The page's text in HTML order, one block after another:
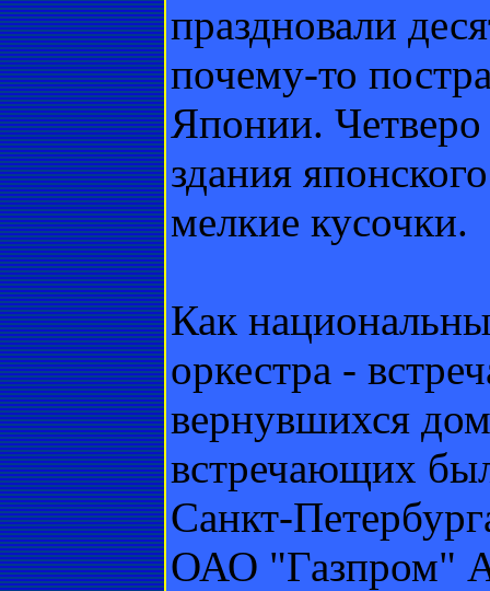
праздновали
почему-то
Японии.
здания
мелкие кусочки.
Как
оркестра -
вернувшихся
встречающих
Санкт-
ОАО "Газпром"